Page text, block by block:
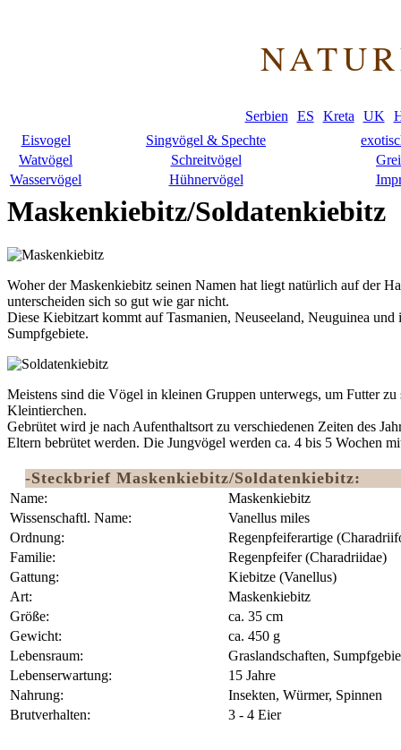
Serbien ES Kreta UK
Eisvogel
Singvögel & Spechte
Watvögel
Schreitvögel
Wasservögel
Hühnervögel
Maskenkiebitz/Soldatenkiebitz
Woher der Maskenkiebitz seinen Namen hat liegt natürlich auf der
unterscheiden sich so gut wie gar nicht.
Diese Kiebitzart kommt auf Tasmanien, Neuseeland, Neuguinea
Sumpfgebiete.
Meistens sind die Vögel in kleinen Gruppen unterwegs, um Futter
Kleintierchen.
Gebrütet wird je nach Aufenthaltsort zu verschiedenen Zeiten des
Eltern bebrütet werden. Die Jungvögel werden ca. 4 bis 5 Wochen
-Steckbrief Maskenkiebitz/Soldatenkiebitz:
Name:
Maskenkiebitz
Wissenschaftl. Name:
Vanellus miles
Ordnung:
Regenpfeiferartige
Familie:
Regenpfeifer (Charadriidae)
Gattung:
Kiebitze (Vanellus)
Art:
Maskenkiebitz
Größe:
ca. 35 cm
Gewicht:
ca. 450 g
Lebensraum:
Graslandschaften,
Lebenserwartung:
15 Jahre
Nahrung:
Insekten, Würmer, Spinnen
Brutverhalten:
3 - 4 Eier